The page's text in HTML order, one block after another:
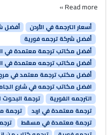
Read more »
أسعار الترجمة في الأردن
أفضل
أفضل شركة ترجمه فورية
أفضل مكاتب ترجمة معتمدة في
أفضل مكاتب ترجمه معتمدة في
أفضل مكتب ترجمة معتمد في
افضل مكاتب ترجمه في شارع
الترجمه الفورية
ترجمة البحوث
ترجمة معتمدة في اربد
ترجمة
ترجمة معتمدة في مسقط